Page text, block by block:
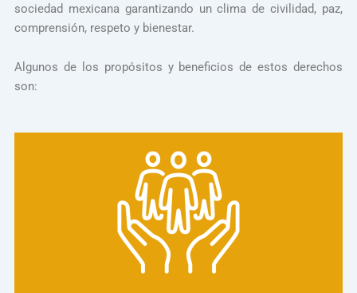
sociedad mexicana garantizando un clima de civilidad, paz,
comprensión, respeto y bienestar.
Algunos de los propósitos y beneficios de estos derechos
son: